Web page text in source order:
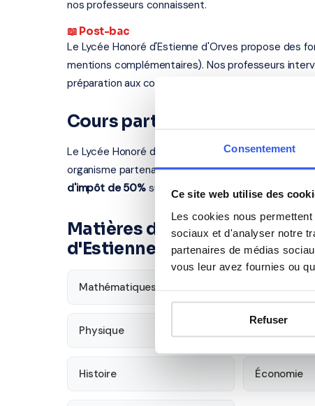
Consentement
Ce site web utilise des
Les cookies nous
sociaux et d'analyser notre
partenaires de médias
vous leur avez fournies ou
Refuser
nos professeurs connaissent.
📖 Post-bac
Le Lycée Honoré d'Estienne d'Orves propose des
mentions complémentaires). Nos professeurs
préparation aux concours, renforcement en langues.
Cours particuliers à Nice —
Le Lycée Honoré d'Estienne d'Orves se situe au 13
organisme partenaire certifié intervient à Nice et
d'impôt de 50%sur les cours à domicile.
Matières disponibles pour
d'Estienne d'Orves
Mathématiques
Physique
Histoire Économie